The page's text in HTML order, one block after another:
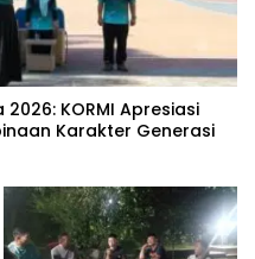
KORMI Apresiasi
Karakter Generasi